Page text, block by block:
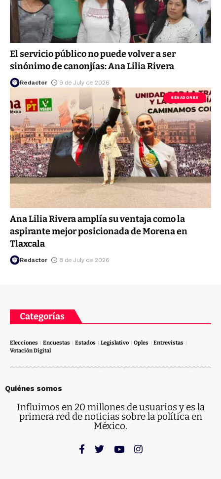
El servicio público no puede volver a ser
sinónimo de canonjías: Ana Lilia Rivera
Redactor 9 de July de 2026
SENADORES
Ana Lilia Rivera amplía su ventaja como la
aspirante mejor posicionada de Morena en
Tlaxcala
Redactor 8 de July de 2026
Categorías
Elecciones Encuestas Estados Legislativo Oples
Entrevistas
Votación Digital
Quiénes somos
Influimos en 20 millones de usuarios y es la
primera red de noticias sobre la política en
México.